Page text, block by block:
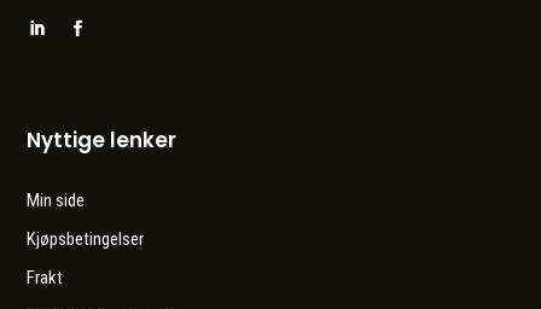
Nyttige lenker
Min side
Kjøpsbetingelser
Frakt